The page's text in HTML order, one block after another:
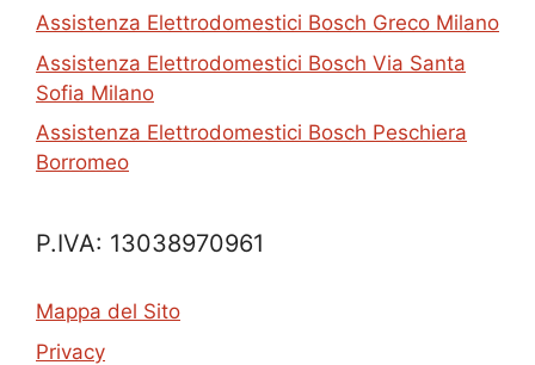
Assistenza Elettrodomestici Bosch Greco Milano
Assistenza Elettrodomestici Bosch Via Santa
Sofia Milano
Assistenza Elettrodomestici Bosch Peschiera
Borromeo
P.IVA: 13038970961
Mappa del Sito
Privacy